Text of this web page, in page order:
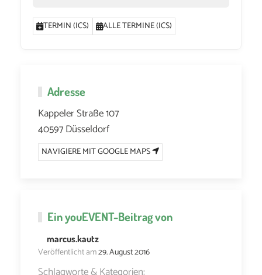
TERMIN (ICS) ALLE TERMINE (ICS)
Adresse
Kappeler Straße 107
40597 Düsseldorf
NAVIGIERE MIT GOOGLE MAPS
EinyouEVENT-Beitrag von
marcus.kautz
Veröffentlicht am29. August 2016